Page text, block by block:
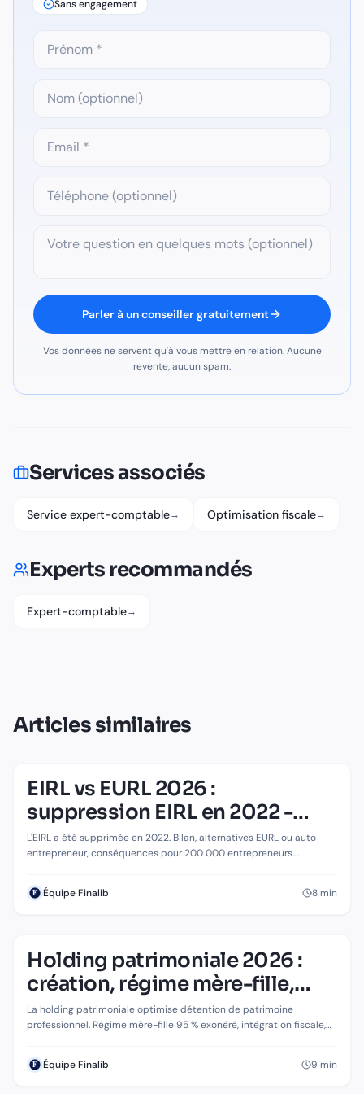
Sans engagement
Parler à un conseiller gratuitement
Vos données ne servent qu'à vous mettre en relation. Aucune
revente, aucun spam.
Services associés
Service expert-comptable→ Optimisation fiscale→
Experts recommandés
Expert-comptable→
Articles similaires
EIRL vs EURL 2026 :
suppression EIRL en 2022 -
bilan et alternatives
L'EIRL a été supprimée en 2022. Bilan, alternatives EURL ou auto-
entrepreneur, conséquences pour 200 000 entrepreneurs.
Équipe Finalib
8min
Holding patrimoniale 2026 :
création, régime mère-fille,
optimisation fiscale
La holding patrimoniale optimise détention de patrimoine
professionnel. Régime mère-fille 95 % exonéré, intégration fiscale,
Équipe Finalib
9 min